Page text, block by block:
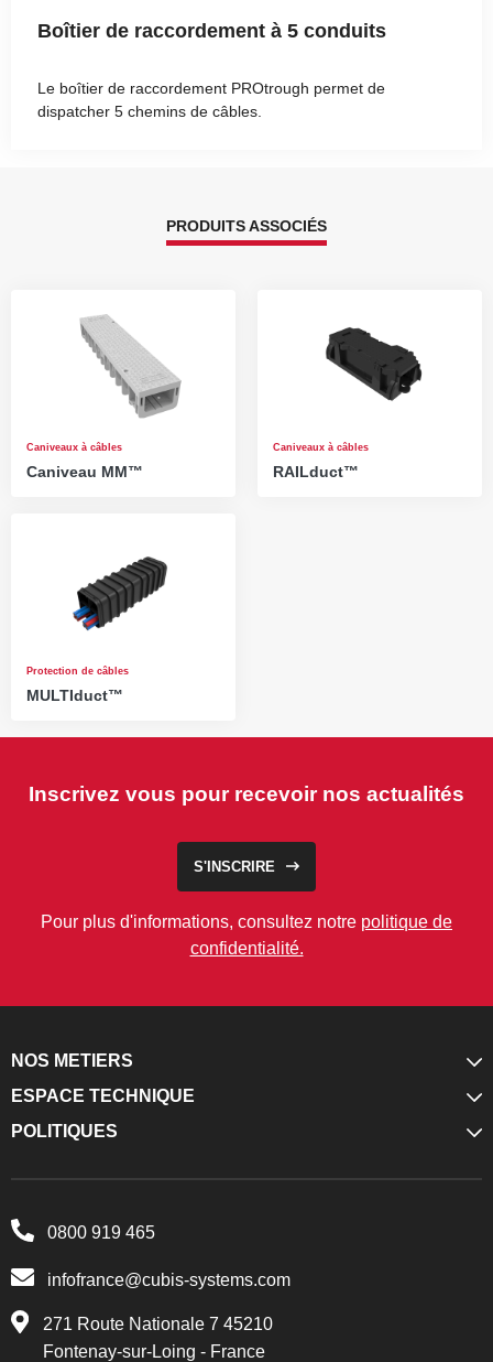
Boîtier de raccordement à 5 conduits
Le boîtier de raccordement PROtrough permet de
dispatcher 5 chemins de câbles.
PRODUITS ASSOCIÉS
Caniveaux à câbles
Caniveau MM™
Caniveaux à câbles
RAILduct™
Protection de câbles
MULTIduct™
Inscrivez vous pour recevoir nos actualités
S'INSCRIRE
Pour plus d'informations, consultez notre politique de
confidentialité.
NOS METIERS
ESPACE TECHNIQUE
POLITIQUES
0800 919 465
infofrance@cubis-systems.com
271 Route Nationale 7 45210
Fontenay-sur-Loing - France